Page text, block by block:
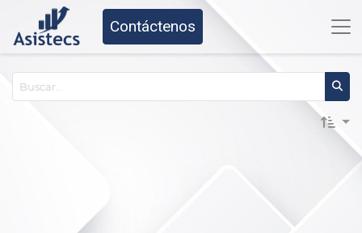
Contáctenos